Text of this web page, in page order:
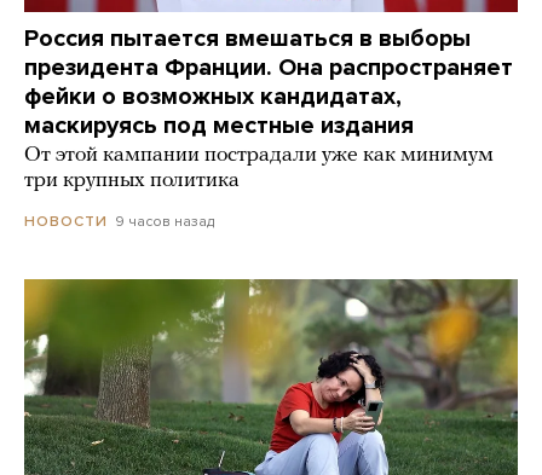
Россия пытается вмешаться в выборы
президента Франции. Она распространяет
фейки о возможных кандидатах,
маскируясь под местные издания
От этой кампании пострадали уже как минимум
три крупных политика
НОВОСТИ 9 часов назад